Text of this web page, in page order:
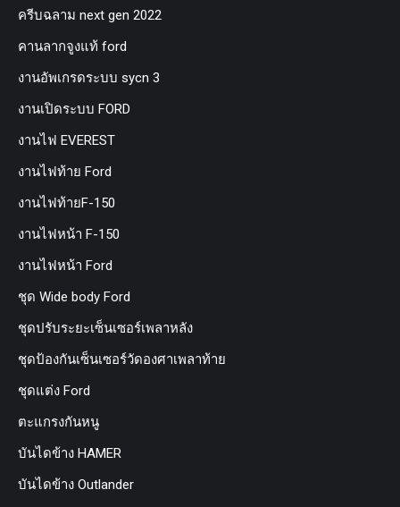
ครีบฉลาม next gen 2022
คานลากจูงแท้ ford
งานอัพเกรดระบบ sycn 3
งานเปิดระบบ FORD
งานไฟ EVEREST
งานไฟท้าย Ford
งานไฟท้ายF-150
งานไฟหน้า F-150
งานไฟหน้า Ford
ชุด Wide body Ford
ชุดปรับระยะเซ็นเซอร์เพลาหลัง
ชุดป้องกันเซ็นเซอร์วัดองศาเพลาท้าย
ชุดแต่ง Ford
ตะแกรงกันหนู
บันไดข้าง HAMER
บันไดข้าง Outlander